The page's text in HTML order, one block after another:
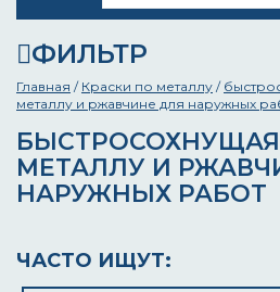
ФИЛЬТР
Главная / Краски по металлу /
металлу и ржавчине для наружных
МЕТАЛЛУ И
НАРУЖНЫХ РАБОТ
ЧАСТО ИЩУТ: